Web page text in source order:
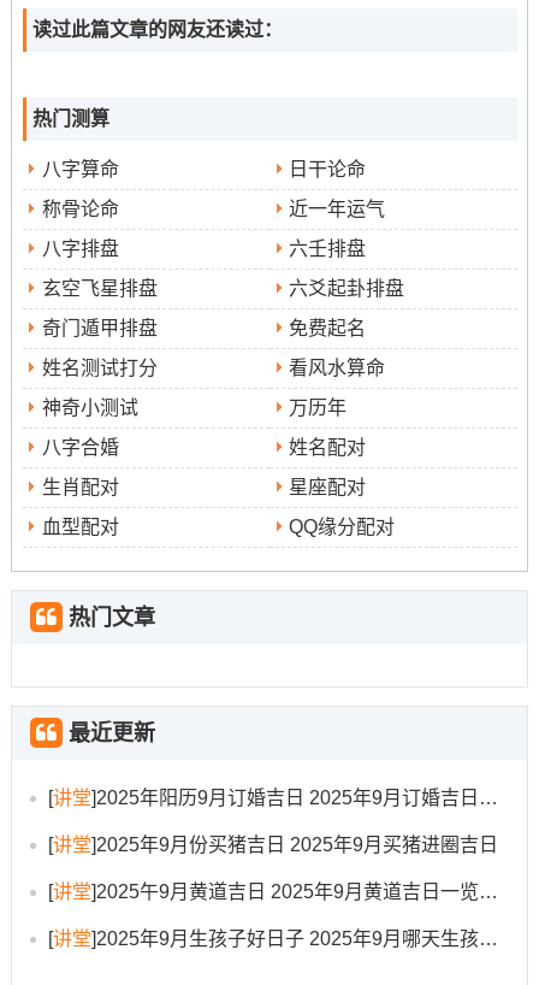
初五、九月二十等日皆宜婚嫁.
说真的，业开市 宜选满日、成日,并配合财星高照的时辰，
如巳时（上午9至11时），以图开业大吉- 财源广进。动土
修造、首重“宜动土”之日，并务必避开三煞位（东方），可
选九月初五、九月廿六等日。
搬家入宅，宜选“开日”或“成日”，并注意方位避忌~避免与
家人生肖相冲。祈福祭祀，则宜选天德、司命等吉神当值
之日，于清晨或月圆之夜进行;心诚为要。
每件事都有其适宜的吉日与必须避讳的时辰方位、不可不
察。
方位布局跟适用禁忌
说句心里话，吉日行事，方位的布局同细节的禁忌同样至
关重要...动土时若恰逢吉日但方位凶（如动土位再正东三
破处放置祥安阁泰山石敢当来化解。安床宜朝向西南“生气
晶招财树置于店铺西北角（流年财位）；以增强财运.还有
部分后续禁忌必须留心：安床后三日忌外借财物，以免破
财；动土后七日不可敲击墙面 以固气场；嫁娶礼成当晚，
新人需共饮合卺酒并留灯至天明，标记长明不灭；交易完
气场的稳定跟运势的延续...
择吉的智慧与灵活运用
读过此篇文章的网友还读过：
热门测算
八字算命
日干论命
称骨论命
近一年运气
八字排盘
六壬排盘
玄空飞星排盘
六爻起卦排盘
奇门遁甲排盘
免费起名
姓名测试打分
看风水算命
神奇小测试
万历年
八字合婚
姓名配对
生肖配对
星座配对
血型配对
QQ缘分配对
热门文章
最近更新
[讲堂]2025年阳历9月订婚吉日 2025年9月订婚吉日有哪几天
[讲堂]2025年9月份买猪吉日 2025年9月买猪进圈吉日
[讲堂]2025午9月黄道吉日 2025年9月黄道吉日一览表大全
[讲堂]2025年9月生孩子好日子 2025年9月哪天生孩子比较好